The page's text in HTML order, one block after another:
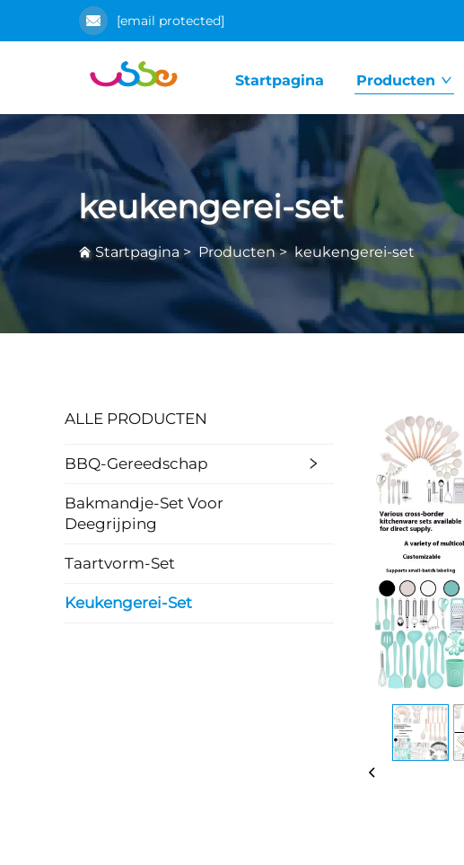
[email protected]
Startpagina Producten
keukengerei-set
Startpagina > Producten> keukengerei-set
ALLE PRODUCTEN
BBQ-Gereedschap
Bakmandje-Set Voor
Deegrijping
Taartvorm-Set
Keukengerei-Set